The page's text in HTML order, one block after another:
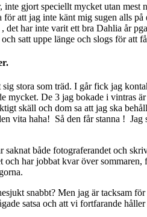
gjort speciellt mycket utan
att jag inte känt mig sugen alls
har inte varit ett bra Dahlia år
satt uppe länge och slogs för att
stora som träd. I går fick jag
mycket. De 3 jag bokade i vintras
skäll och dom sa att jag ska
vita haha! Så den får stanna ! Jag
både fotograferandet och
har jobbat kvar över
snabbt? Men jag är tacksam
satsa och att vi fortfarande